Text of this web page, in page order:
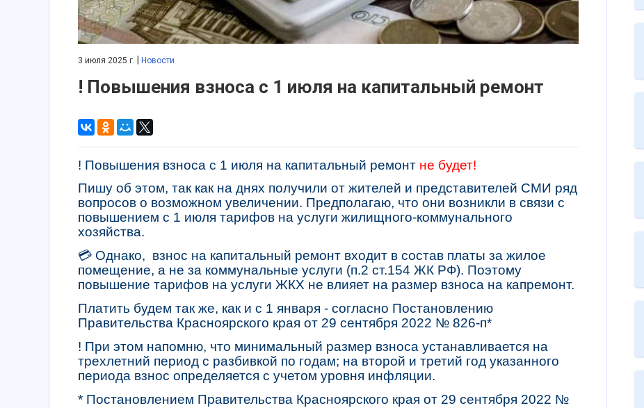
3 июля 2025 г. Новости
! Повышения взноса с 1 июля на капитальный ремонт
! Повышения взноса с 1 июля на капитальный ремонт не будет!
Пишу об этом, так как на днях получили от жителей и представителей СМИ ряд
вопросов о возможном увеличении. Предполагаю, что они возникли в связи с
повышением с 1 июля тарифов на услуги жилищного-коммунального
хозяйства.
💳 Однако, взнос на капитальный ремонт входит в состав платы за жилое
помещение, а не за коммунальные услуги (п.2 ст.154 ЖК РФ). Поэтому
повышение тарифов на услуги ЖКХ не влияет на размер взноса на капремонт.
Платить будем так же, как и с 1 января - согласно Постановлению
Правительства Красноярского края от 29 сентября 2022 № 826-п*
! При этом напомню, что минимальный размер взноса устанавливается на
трехлетний период с разбивкой по годам; на второй и третий год указанного
периода взнос определяется с учетом уровня инфляции.
* Постановлением Правительства Красноярского края от 29 сентября 2022 №